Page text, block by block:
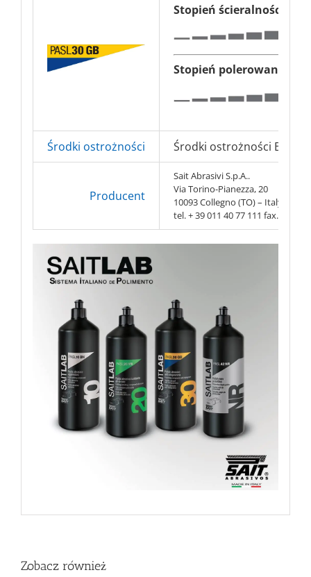
Stopień ścieralności
Stopień polerowania
Środki ostrożności Środki ostrożności BHP
Producent
Sait Abrasivi S.p.A..
Via Torino-Pianezza, 20
10093 Collegno (TO) – Italy
tel. + 39 011 40 77 111 fax. + 39
Zobacz również